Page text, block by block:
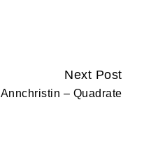
Next Post
Annchristin – Quadrate